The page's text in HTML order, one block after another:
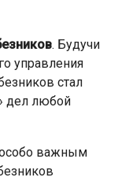
. Будучи
управления
стал
дел любой
особо важным